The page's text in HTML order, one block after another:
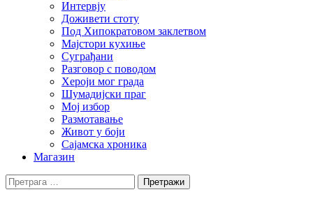
Интервју
Доживети стоту
Под Хипократовом заклетвом
Мајстори кухиње
Суграђани
Разговор с поводом
Хероји мог града
Шумадијски праг
Мој избор
Размотавање
Живот у боји
Сајамска хроника
Магазин
Претрага
за: